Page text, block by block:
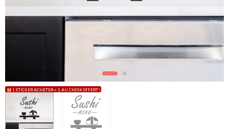
1 STICKER ACHETER = 1 AU CHOIX OFFERT !